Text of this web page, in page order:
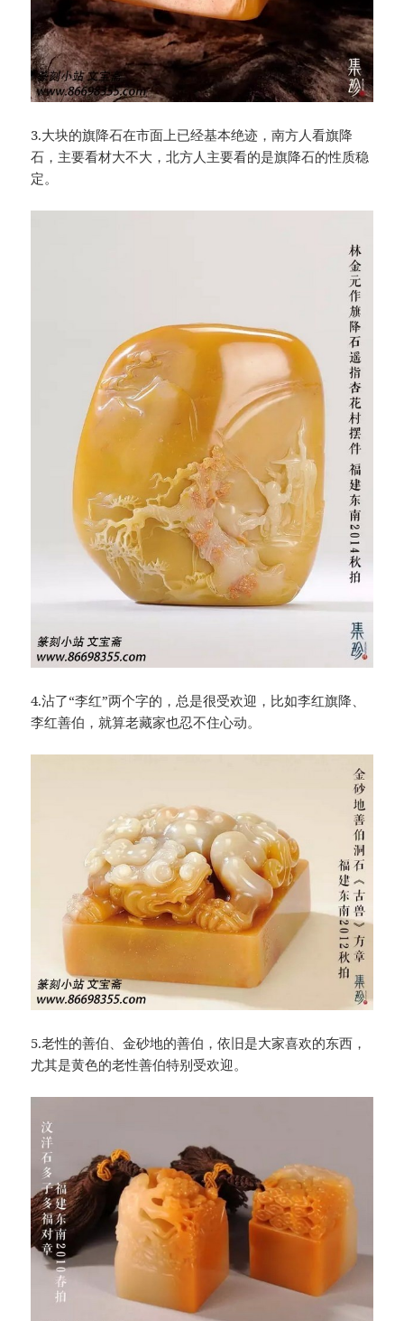
3.大块的旗降石在市面上已经基本绝迹，南方人看旗降
石，主要看材大不大，北方人主要看的是旗降石的性质稳
定。
4.沾了“李红”两个字的，总是很受欢迎，比如李红旗降、
李红善伯，就算老藏家也忍不住心动。
5.老性的善伯、金砂地的善伯，依旧是大家喜欢的东西，
尤其是黄色的老性善伯特别受欢迎。